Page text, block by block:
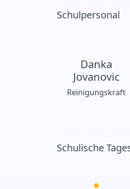
Schulpersonal
Danka
Jovanovic
Reinigungskraft
Schulische